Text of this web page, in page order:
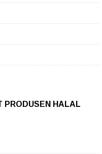
PRODUSEN HALAL